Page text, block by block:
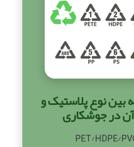
بین نوع پلاستیک و
در جوشکاری
PET/HDPE/